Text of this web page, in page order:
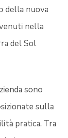
della nuova
nella
del Sol
sono
sulla
pratica. Tra